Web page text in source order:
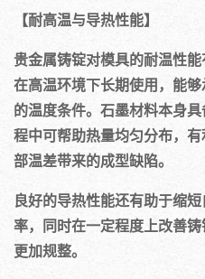
【耐高温与导热性能】
贵金属铸锭对模具的耐温性
在高温环境下长期使用，能
的温度条件。石墨材料本身
程中可帮助热量均匀分布，
部温差带来的成型缺陷。
良好的导热性能还有助于缩
率，同时在一定程度上改善
更加规整。